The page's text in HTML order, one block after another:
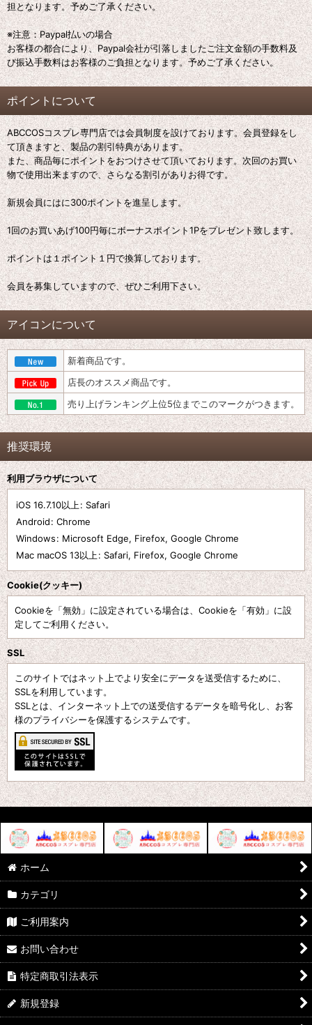
担となります。予めご了承ください。
※注意：Paypal払いの場合
お客様の都合により、Paypal会社が引落しましたご注文金額の手数料及
び振込手数料はお客様のご負担となります。予めご了承ください。
ポイントについて
ABCCOSコスプレ専門店では会員制度を設けております。会員登録をし
て頂きますと、製品の割引特典があります。
また、商品毎にポイントをおつけさせて頂いております。次回のお買い
物で使用出来ますので、さらなる割引がありお得です。
新規会員にはに300ポイントを進呈します。
1回のお買いあげ100円毎にボーナスポイント1Pをプレゼント致します。
ポイントは１ポイント１円で換算しております。
会員を募集していますので、ぜひご利用下さい。
アイコンについて
新着商品です。
店長のオススメ商品です。
売り上げランキング上位5位までこのマークがつきます。
推奨環境
利用ブラウザについて
iOS 16.7.10以上: Safari
Android: Chrome
Windows: Microsoft Edge, Firefox, Google Chrome
Mac macOS 13以上: Safari, Firefox, Google Chrome
Cookie(クッキー)
Cookieを「無効」に設定されている場合は、Cookieを「有効」に設
定してご利用ください。
SSL
このサイトではネット上でより安全にデータを送受信するために、
SSLを利用しています。
SSLとは、インターネット上での送受信するデータを暗号化し、お客
様のプライバシーを保護するシステムです。
ホーム
カテゴリ
ご利用案内
お問い合わせ
特定商取引法表示
新規登録